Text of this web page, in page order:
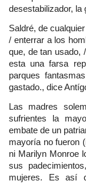
desestabilizador, la
Saldré, de
/ enterrar a los
que, de tan usado,
esta una farsa
parques
gastado., dice
Las madres
sufrientes la
embate de un
mayoría no fueron
ni Marilyn Monroe
sus
mujeres. Es así